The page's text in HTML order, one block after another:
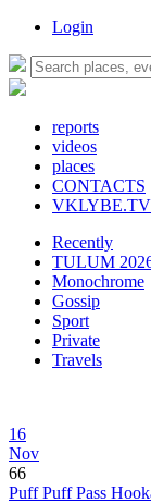
Login
reports
videos
places
CONTACTS
VKLYBE.TV
Recently
TULUM
Monochrome
Gossip
Sport
Private
Travels
16
Nov
66
Puff Puff Pass